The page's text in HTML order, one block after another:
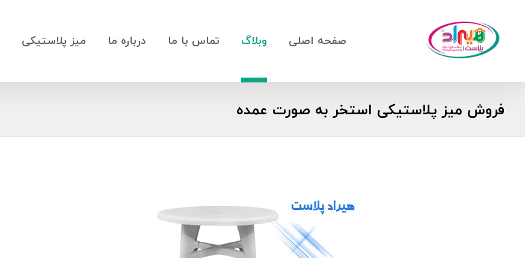
صفحه اصلی وبلاگ تماس با ما درباره ما میز پلاستیکی
فروش میز پلاستیکی استخر به صورت عمده